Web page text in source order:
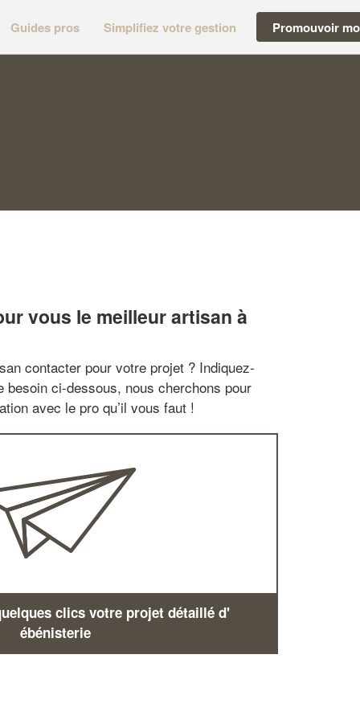
Guides pros Simplifiez votre gestion Promouvoir
vous le meilleur artisan à
contacter pour votre projet ? Indiquez-
besoin ci-dessous, nous cherchons pour
avec le pro qu’il vous faut !
clics votre projet détaillé d'
ébénisterie